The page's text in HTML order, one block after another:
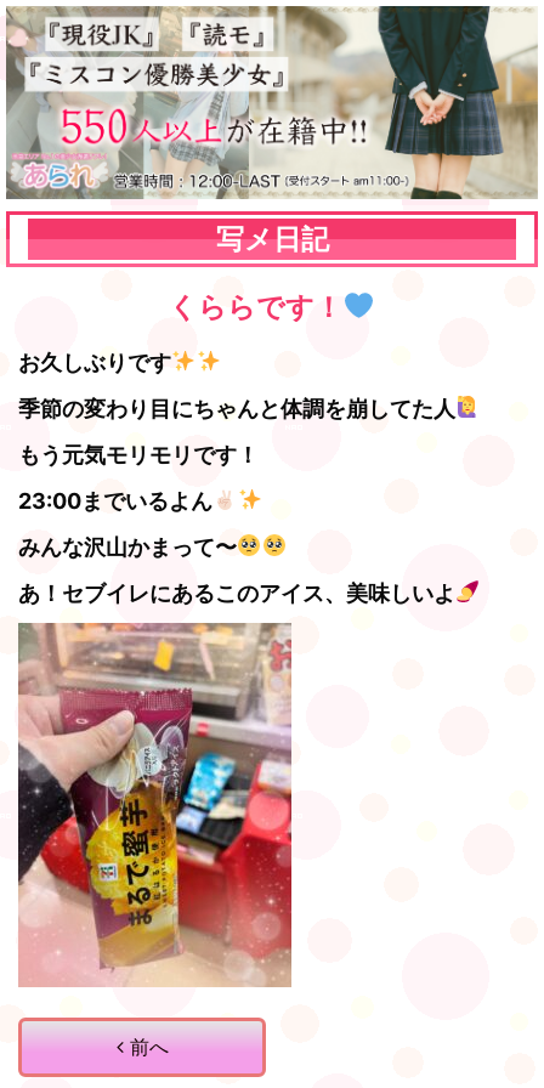
写メ日記
くららです！
お久しぶりです
季節の変わり目にちゃんと体調を崩してた人
もう元気モリモリです！
23:00までいるよん
みんな沢山かまって〜
あ！セブイレにあるこのアイス、美味しいよ
前へ